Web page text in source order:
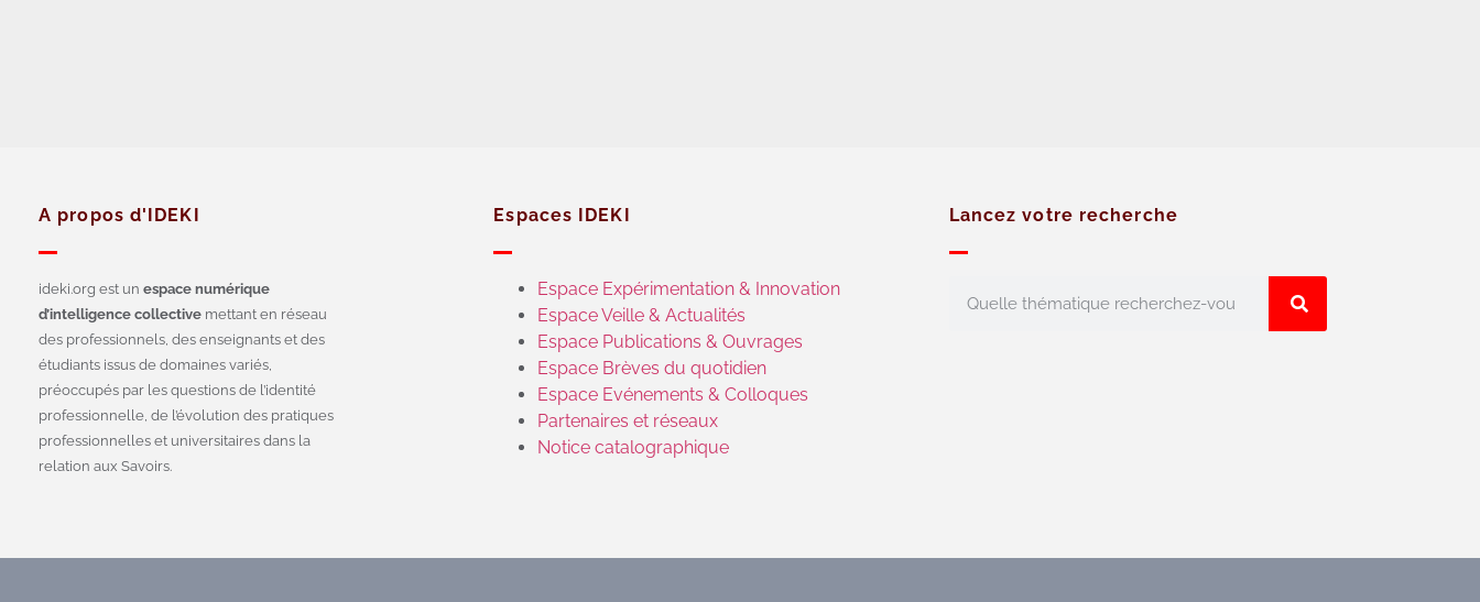
A propos d'IDEKI
ideki.org est un espace numérique
d’intelligence collective mettant en réseau
des professionnels, des enseignants et des
étudiants issus de domaines variés,
préoccupés par les questions de l’identité
professionnelle, de l’évolution des pratiques
professionnelles et universitaires dans la
relation aux Savoirs.
Espaces IDEKI
Espace Expérimentation & Innovation
Espace Veille & Actualités
Espace Publications & Ouvrages
Espace Brèves du quotidien
Espace Evénements & Colloques
Partenaires et réseaux
Notice catalographique
Lancez votre recherche